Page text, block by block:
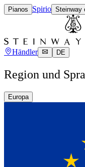
Pianos Spirio Steinway
Händler DE
Region und
Europa